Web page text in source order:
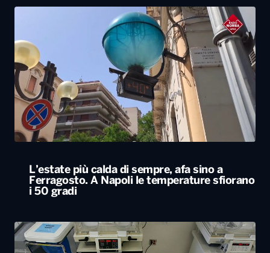
L’estate più calda di sempre, afa sino a
Ferragosto. A Napoli le temperature sfiorano
i 50 gradi